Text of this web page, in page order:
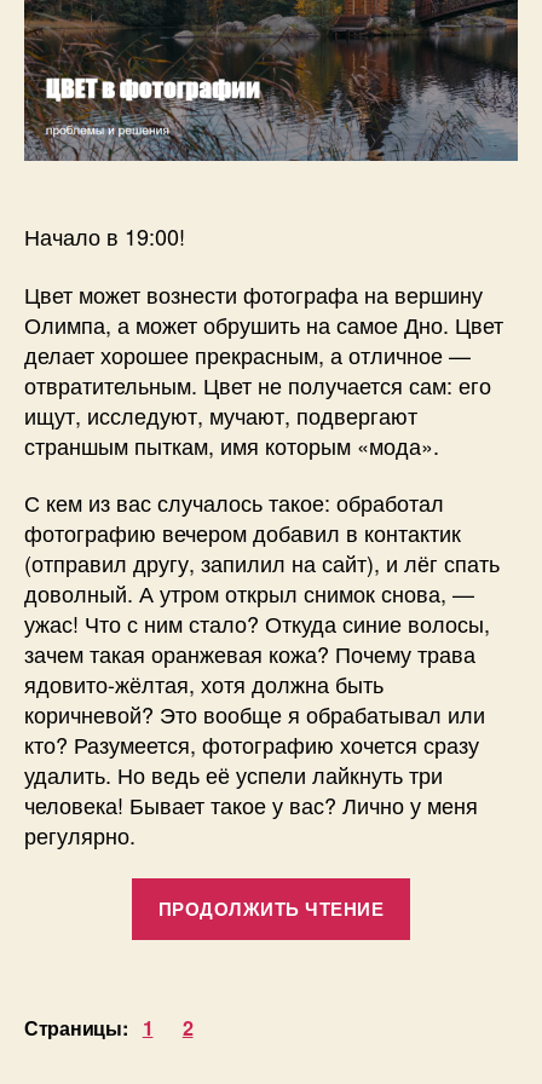
о
в
Вебинар
26
ноября.
Начало в 19:00!
Цвет может вознести фотографа на вершину
Олимпа, а может обрушить на самое Дно. Цвет
делает хорошее прекрасным, а отличное —
отвратительным. Цвет не получается сам: его
ищут, исследуют, мучают, подвергают
страншым пыткам, имя которым «мода».
С кем из вас случалось такое: обработал
фотографию вечером добавил в контактик
(отправил другу, запилил на сайт), и лёг спать
доволный. А утром открыл снимок снова, —
ужас! Что с ним стало? Откуда синие волосы,
зачем такая оранжевая кожа? Почему трава
ядовито-жёлтая, хотя должна быть
коричневой? Это вообще я обрабатывал или
кто? Разумеется, фотографию хочется сразу
удалить. Но ведь её успели лайкнуть три
человека! Бывает такое у вас? Лично у меня
регулярно.
ПРОДОЛЖИТЬ ЧТЕНИЕ
Страницы: 1 2